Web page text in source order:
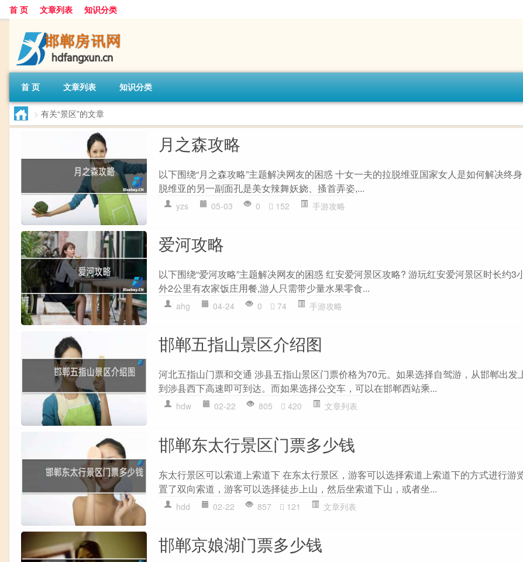
首 页 文章列表 知识分类
首 页 文章列表 知识分类
> 有关“景区”的文章
月之森攻略
以下围绕“月之森攻略”主题解决网友的困惑 十女一夫的拉脱维亚国家女人是如何解决终
脱维亚的另一副面孔是美女辣舞妖娆、搔首弄姿,...
yzs 05-03 0 152 手游攻略
爱河攻略
以下围绕“爱河攻略”主题解决网友的困惑 红安爱河景区攻略? 游玩红安爱河景区时长约3
外2公里有农家饭庄用餐,游人只需带少量水果零食...
ahg 04-24 0 74 手游攻略
邯郸五指山景区介绍图
河北五指山门票和交通 涉县五指山景区门票价格为70元。如果选择自驾游，从邯郸出发
到涉县西下高速即可到达。而如果选择公交车，可以在邯郸西站乘...
hdw 02-22 805 420 文章列表
邯郸东太行景区门票多少钱
东太行景区可以索道上索道下 在东太行景区，游客可以选择索道上索道下的方式进行游
置了双向索道，游客可以选择徒步上山，然后坐索道下山，或者坐...
hdd 02-22 857 121 文章列表
邯郸京娘湖门票多少钱